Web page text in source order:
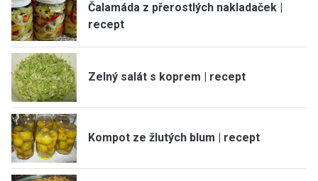
Čalamáda z přerostlých nakladaček |
recept
Zelný salát s koprem | recept
Kompot ze žlutých blum | recept